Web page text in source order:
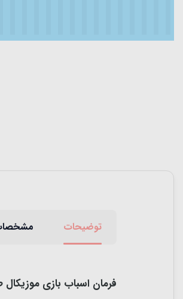
توضیحات
فرمان اسباب بازی